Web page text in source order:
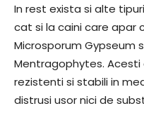
In rest exista si alte
cat si la caini care apar
Microsporum Gypseum
Mentragophytes.
rezistenti si stabili in
distrusi usor nici de